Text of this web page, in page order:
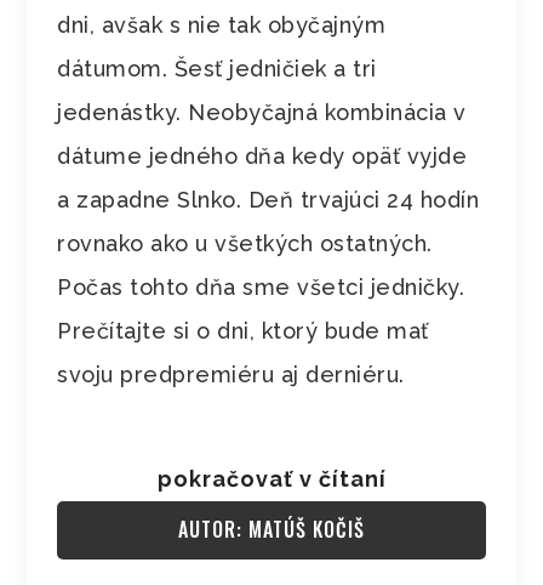
dni, avšak s nie tak obyčajným
dátumom. Šesť jedničiek a tri
jedenástky. Neobyčajná kombinácia v
dátume jedného dňa kedy opäť vyjde
a zapadne Slnko. Deň trvajúci 24 hodín
rovnako ako u všetkých ostatných.
Počas tohto dňa sme všetci jedničky.
Prečítajte si o dni, ktorý bude mať
svoju predpremiéru aj derniéru.
pokračovať v čítaní
AUTOR: MATÚŠ KOČIŠ